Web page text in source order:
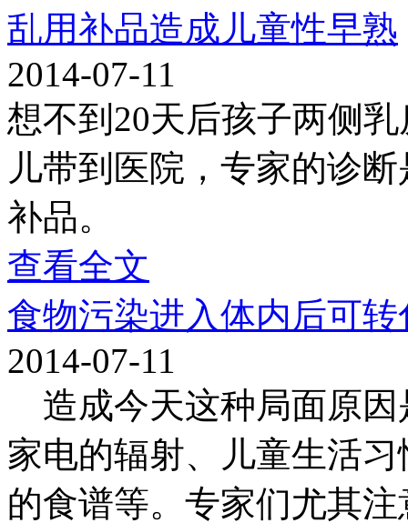
乱用补品造成儿童性早熟
2014-07-11
想不到20天后孩子两侧
儿带到医院，专家的诊
补品。
查看全文
食物污染进入体内后可
2014-07-11
造成今天这种局面原因
家电的辐射、儿童生活
的食谱等。专家们尤其